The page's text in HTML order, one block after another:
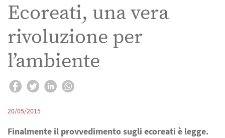
Ecoreati, una vera
rivoluzione per
l’ambiente
20/05/2015
Finalmente il provvedimento sugli ecoreati è legge.